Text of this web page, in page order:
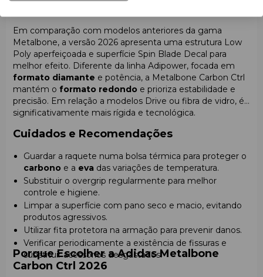
Em comparação com modelos anteriores da gama
Metalbone, a versão 2026 apresenta uma estrutura Low
Poly aperfeiçoada e superfície Spin Blade Decal para
melhor efeito. Diferente da linha Adipower, focada em
formato diamante e potência, a Metalbone Carbon Ctrl
mantém o formato redondo e prioriza estabilidade e
precisão. Em relação a modelos Drive ou fibra de vidro, é
significativamente mais rígida e tecnológica.
Cuidados e Recomendações
Guardar a raquete numa bolsa térmica para proteger o
carbono e a eva das variações de temperatura.
Substituir o overgrip regularmente para melhor
controle e higiene.
Limpar a superfície com pano seco e macio, evitando
produtos agressivos.
Utilizar fita protetora na armação para prevenir danos.
Verificar periodicamente a existência de fissuras e
substituir acessórios desgastados.
Porque Escolher a Adidas Metalbone
Carbon Ctrl 2026